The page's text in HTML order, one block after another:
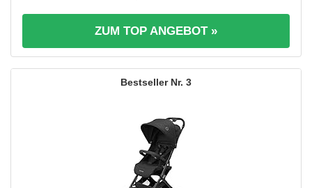
ZUM TOP ANGEBOT »
3